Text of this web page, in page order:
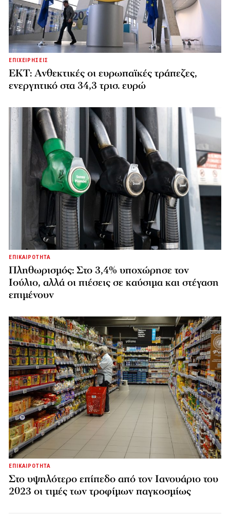
ΕΠΙΧΕΙΡΗΣΕΙΣ
ΕΚΤ: Ανθεκτικές οι ευρωπαϊκές τράπεζες,
ενεργητικό στα 34,3 τρισ. ευρώ
ΕΠΙΚΑΙΡΟΤΗΤΑ
Πληθωρισμός: Στο 3,4% υποχώρησε τον
Ιούλιο, αλλά οι πιέσεις σε καύσιμα και στέγαση
επιμένουν
ΕΠΙΚΑΙΡΟΤΗΤΑ
Στο υψηλότερο επίπεδο από τον Ιανουάριο του
2023 οι τιμές των τροφίμων παγκοσμίως